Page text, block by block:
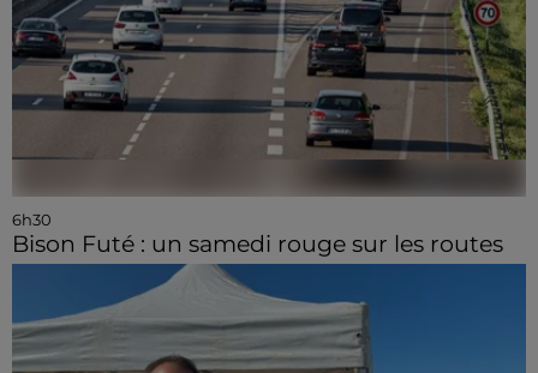
6h30
Bison Futé : un samedi rouge sur les routes